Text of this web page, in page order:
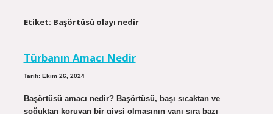
Etiket: Başörtüsü olayı nedir
Türbanın Amacı Nedir
Tarih: Ekim 26, 2024
Başörtüsü amacı nedir? Başörtüsü, başı sıcaktan ve
soğuktan koruyan bir giysi olmasının yanı sıra bazı